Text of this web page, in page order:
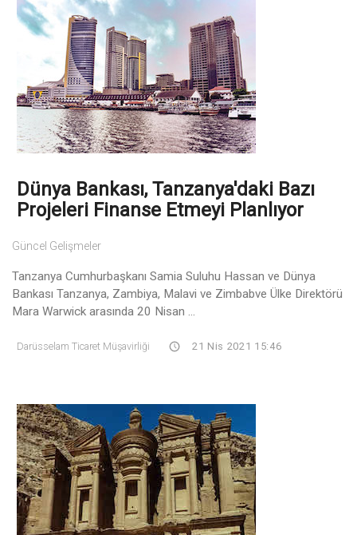
Dünya Bankası, Tanzanya'daki Bazı
Projeleri Finanse Etmeyi Planlıyor
Güncel Gelişmeler
Tanzanya Cumhurbaşkanı Samia Suluhu Hassan ve Dünya
Bankası Tanzanya, Zambiya, Malavi ve Zimbabve Ülke Direktörü
Mara Warwick arasında 20 Nisan ...
Darüsselam Ticaret Müşavirliği 21 Nis 2021 15:46